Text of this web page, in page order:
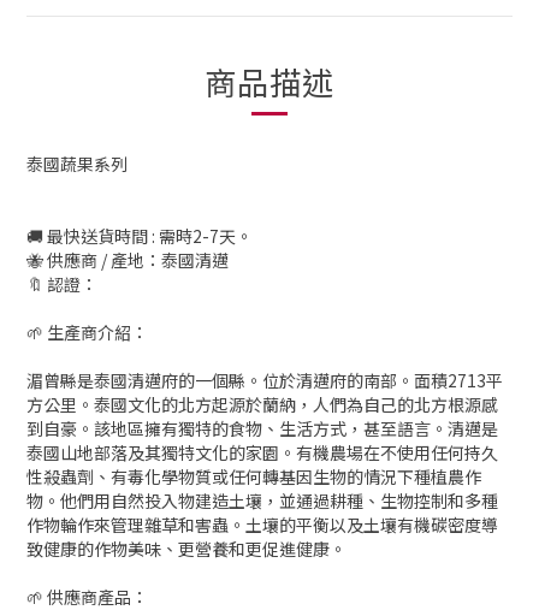
商品描述
泰國蔬果系列
🚚 最快送貨時間 : 需時2-7天。
🐝 供應商 / 產地：泰國清邁
🔖 認證：
🌱 生產商介紹：
湄曾縣是泰國清邁府的一個縣。位於清邁府的南部。面積2713平
方公里。泰國文化的北方起源於蘭納，人們為自己的北方根源感
到自豪。該地區擁有獨特的食物、生活方式，甚至語言。清邁是
泰國山地部落及其獨特文化的家園。有機農場在不使用任何持久
性殺蟲劑、有毒化學物質或任何轉基因生物的情況下種植農作
物。他們用自然投入物建造土壤，並通過耕種、生物控制和多種
作物輪作來管理雜草和害蟲。土壤的平衡以及土壤有機碳密度導
致健康的作物美味、更營養和更促進健康。
🌱 供應商產品：